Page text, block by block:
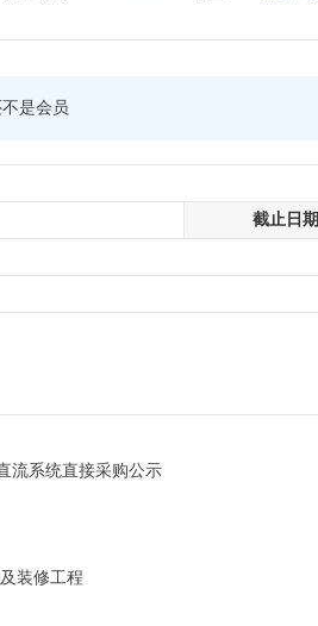
是会员
截止日期
流系统直接采购公示
装修工程